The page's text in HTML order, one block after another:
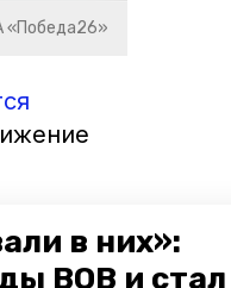
в них»:
ВОВ и стал
«Победа26»